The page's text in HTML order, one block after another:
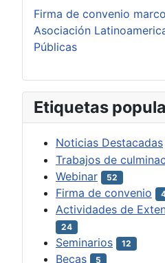
Firma de convenio
Asociación
Públicas
Etiquetas
Noticias Destacadas
Trabajos de
Webinar 52
Firma de convenio
Actividades de
24
Seminarios 12
Becas 5